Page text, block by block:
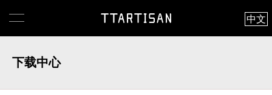
下载中心
中文